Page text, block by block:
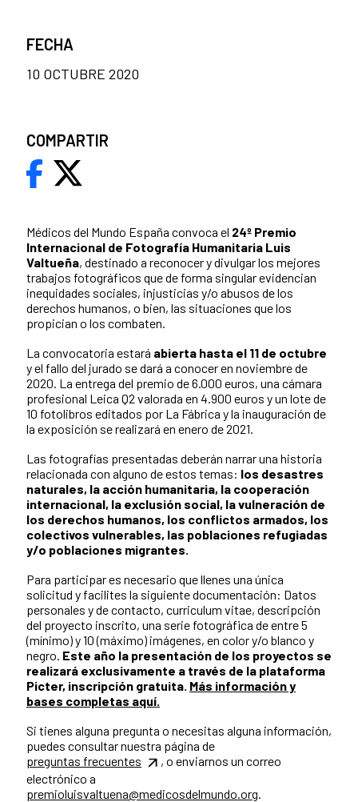
Médicos del Mundo España convoca el 24º Premio
Internacional de Fotografía Humanitaria Luis
Valtueña, destinado a reconocer y divulgar los mejores
trabajos fotográficos que de forma singular evidencian
inequidades sociales, injusticias y/o abusos de los
derechos humanos, o bien, las situaciones que los
propician o los combaten.
La convocatoria estará abierta hasta el 11 de octubre
y el fallo del jurado se dará a conocer en noviembre de
2020. La entrega del premio de 6.000 euros, una cámara
profesional Leica Q2 valorada en 4.900 euros y un lote de
10 fotolibros editados por La Fábrica y la inauguración de
la exposición se realizará en enero de 2021.
Las fotografías presentadas deberán narrar una historia
relacionada con alguno de estos temas: los desastres
naturales, la acción humanitaria, la cooperación
internacional, la exclusión social, la vulneración de
los derechos humanos, los conflictos armados, los
colectivos vulnerables, las poblaciones refugiadas
y/o poblaciones migrantes.
Para participar es necesario que llenes una única
solicitud y facilites la siguiente documentación: Datos
personales y de contacto, curriculum vitae, descripción
del proyecto inscrito, una serie fotográfica de entre 5
(mínimo) y 10 (máximo) imágenes, en color y/o blanco y
negro. Este año la presentación de los proyectos se
realizará exclusivamente a través de la plataforma
Picter, inscripción gratuita. Más información y
bases completas aquí.
Si tienes alguna pregunta o necesitas alguna información,
puedes consultar nuestra página de
preguntas frecuentes
, o enviarnos un correo
electrónico a
premioluisvaltuena@medicosdelmundo.org
FECHA
10 OCTUBRE 2020
COMPARTIR